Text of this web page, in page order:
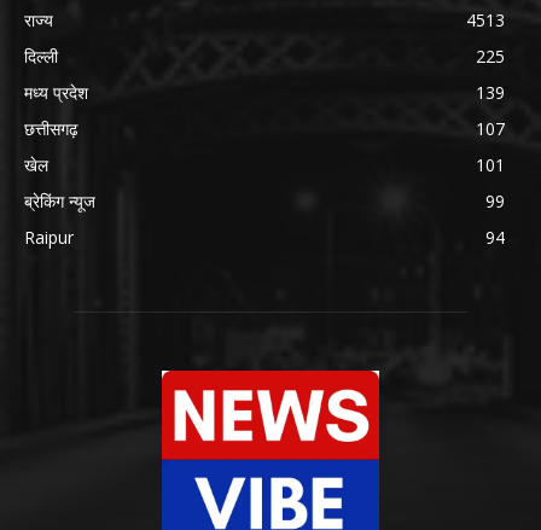
राज्य
4513
दिल्ली
225
मध्य प्रदेश
139
छत्तीसगढ़
107
खेल
101
ब्रेकिंग न्यूज
99
Raipur
94